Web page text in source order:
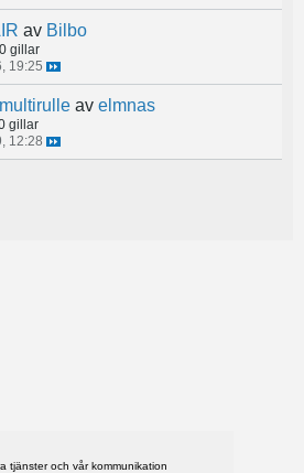
tjänster och vår kommunikation
av Bilbo
0 gillar
19:25
av elmnas
gillar
12:28